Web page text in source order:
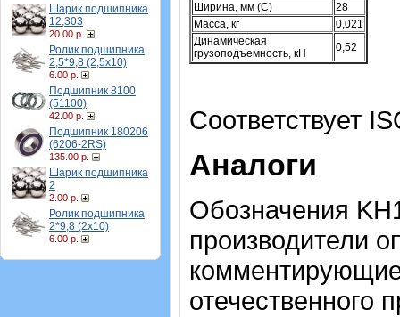
Шарик подшипника
12,303
20.00 р.
Ролик подшипника
2,5*9,8 (2,5х10)
6.00 р.
Подшипник 8100
(51100)
42.00 р.
Подшипник 180206
(6206-2RS)
135.00 р.
Шарик подшипника
2
2.00 р.
Ролик подшипника
2*9,8 (2х10)
6.00 р.
Ширина, мм (C)
28
Масса, кг
0,021
Динамическая
грузоподъемность, кН
0,52
Соответствует
Аналоги
Обозначения
производители
отечественного